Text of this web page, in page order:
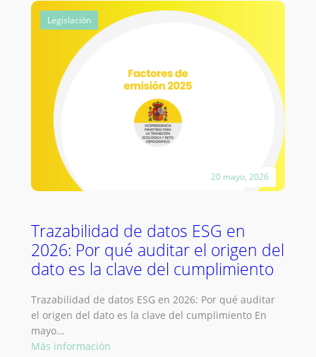
214/2025:
Guía
Obligatorio
Carbono
Legislación
20 mayo, 2026
Trazabilidad de datos ESG en
2026: Por qué auditar el origen del
dato es la clave del cumplimiento
Trazabilidad de datos ESG en 2026: Por qué auditar
el origen del dato es la clave del cumplimiento En
mayo…
Más información: